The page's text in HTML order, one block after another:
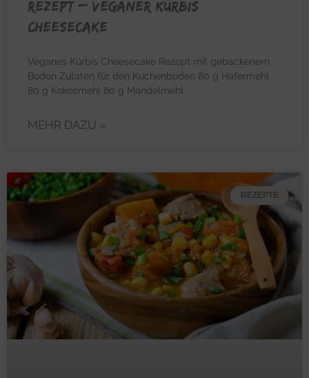
REZEPT – Veganer Kürbis
Cheesecake
Veganes Kürbis Cheesecake Rezept mit gebackenem
Boden Zutaten für den Kuchenboden 80 g Hafermehl
80 g Kokosmehl 80 g Mandelmehl
MEHR DAZU »
REZEPTE